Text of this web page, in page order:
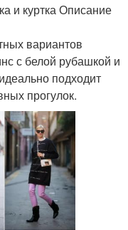
и куртка Описание
вариантов
с белой рубашкой и
подходит
прогулок.